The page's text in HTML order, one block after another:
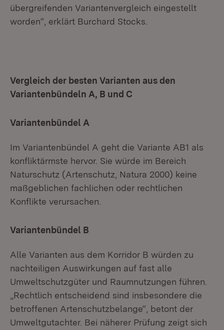
übergreifenden Variantenvergleich eingestellt
worden“, erklärt Burchard Stocks.
Vergleich der besten Varianten aus den
Variantenbündeln A, B und C
Variantenbündel A
Im Variantenbündel A geht die Variante AB1 als
konfliktärmste hervor. Sie würde im Bereich
Naturschutz (Artenschutz, Natura 2000) keine
maßgeblichen fachlichen oder rechtlichen
Konflikte verursachen.
Variantenbündel B
Alle Varianten aus dem Korridor B würden zu
nachteiligen Auswirkungen auf fast alle
Umweltschutzgüter und Raumnutzungen führen.
„Rechtlich entscheidend sind insbesondere die
betroffenen Artenschutzbelange“, betont der
Umweltgutachter. Bei näherer Prüfung zeigt sich